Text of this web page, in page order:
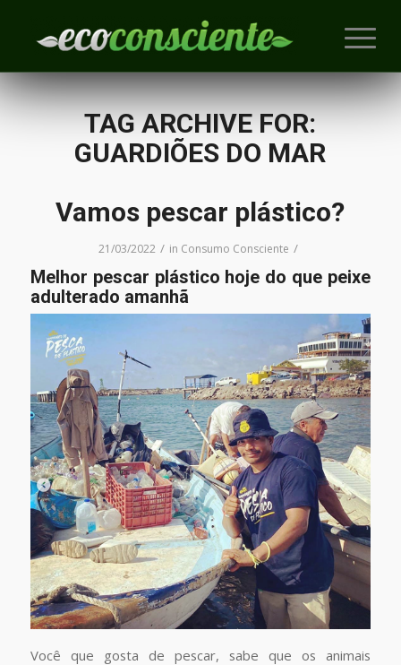
TAG ARCHIVE FOR:
GUARDIÕES DO MAR
Vamos pescar plástico?
21/03/2022 / in Consumo Consciente /
Melhor pescar plástico hoje do que peixe
adulterado amanhã
Você que gosta de pescar, sabe que os animais